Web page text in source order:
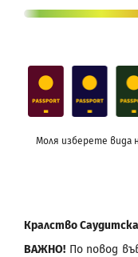
Моля изберете вида
Кралство
ВАЖНО! По повод